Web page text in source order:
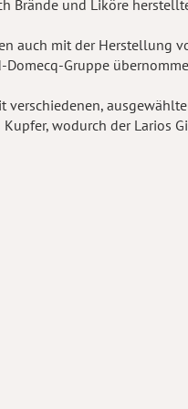
Brände und Liköre
auch mit der Herstellung
Gruppe
wodurch der Larios